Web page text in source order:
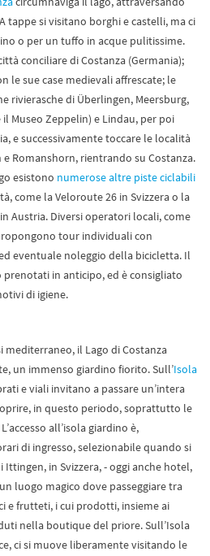
tappe si visitano borghi e castelli, ma ci
o per un tuffo in acque pulitissime.
conciliare di Costanza (Germania);
le sue case medievali affrescate; le
rivierasche di Überlingen, Meersburg,
Museo Zeppelin) e Lindau, per poi
e successivamente toccare le località
Romanshorn, rientrando su Costanza.
esistono numerose altre piste ciclabili
come la Veloroute 26 in Svizzera o la
Austria. Diversi operatori locali, come
tour individuali con
eventuale noleggio della bicicletta. Il
in anticipo, ed è consigliato
di igiene.
mediterraneo, il Lago di Costanza
un immenso giardino fiorito. Sull’Isola
e viali invitano a passare un’intera
in questo periodo, soprattutto le
all’isola giardino è,
di ingresso, selezionabile quando si
Ittingen, in Svizzera, - oggi anche hotel,
luogo magico dove passeggiare tra
e frutteti, i cui prodotti, insieme ai
nella boutique del priore. Sull’Isola
ci si muove liberamente visitando le